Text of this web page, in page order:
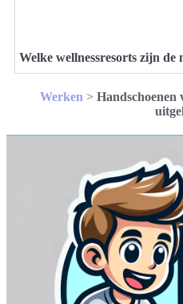
Welke wellnessresorts zijn de
Werken > Handschoenen